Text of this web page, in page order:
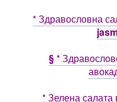
* Здравословна
§*
* Зелена салата